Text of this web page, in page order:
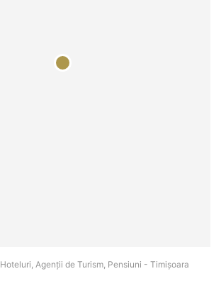
Hoteluri, Agenții de Turism, Pensiuni - Timişoara